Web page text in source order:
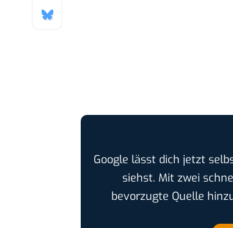
Google lässt dich jetzt
siehst. Mit zwei
bevorzugte Quelle